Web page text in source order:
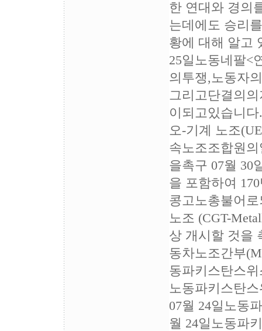
한 연대와 경의
는데에도 승리
황에 대해 알고
25일노동네팔<
의투쟁,노동자
그리고단결의
이되고있습니
오-기계 노조
속노조조합원
을촉구 07월
을 포함하여
콩고노총불어
노조 (CGT-
상 개시할 것을
동차노조간부
동파키스탄스
노동파키스탄
07월 24일노동
월 24일노동파